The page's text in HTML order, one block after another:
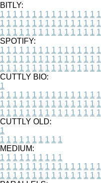
BITLY:
1 1 1 1 1 1 1 1 1 1 1 1 1 1 1 1
1 1 1 1 1 1 1 1 1 1 1 1 1 1 1 1
1 1 1 1 1 1 1 1 1 1 1 1 1 1 1 1
SPOTIFY:
1 1 1 1 1 1 1 1 1 1 1 1 1 1 1 1
1 1 1 1 1 1 1 1 1 1 1 1 1 1 1 1
1 1 1 1 1 1 1 1 1 1 1 1 1 1 1 1
CUTTLY BIO:
1
1 1 1 1 1 1 1 1 1 1 1 1 1 1 1 1
1 1 1 1 1 1 1 1 1 1 1 1 1 1 1 1
1 1 1 1 1 1 1 1 1 1 1 1 1 1 1 1
CUTTLY OLD:
1
1 1 1 1 1 1 1 1 1 1
MEDIUM:
1 1 1 1 1 1 1 1 1 1
1 1 1 1 1 1 1 1 1 1 1 1 1 1 1 1
1 1 1 1 1 1 1 1 1 1 1 1 1 1 1 1